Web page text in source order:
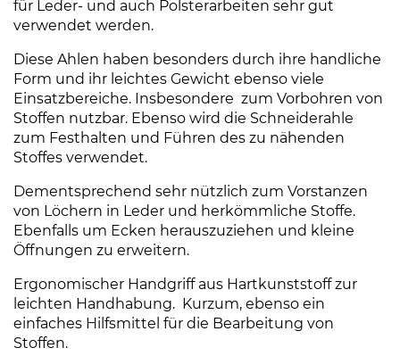
€
für Leder- und auch Polsterarbeiten sehr gut
verwendet werden.
Diese Ahlen haben besonders durch ihre handliche
Form und ihr leichtes Gewicht ebenso viele
Einsatzbereiche. Insbesondere zum Vorbohren von
Stoffen nutzbar. Ebenso wird die Schneiderahle
zum Festhalten und Führen des zu nähenden
Stoffes verwendet.
Dementsprechend sehr nützlich zum Vorstanzen
von Löchern in Leder und herkömmliche Stoffe.
Ebenfalls um Ecken herauszuziehen und kleine
Öffnungen zu erweitern.
Ergonomischer Handgriff aus Hartkunststoff zur
leichten Handhabung. Kurzum, ebenso ein
einfaches Hilfsmittel für die Bearbeitung von
Stoffen.